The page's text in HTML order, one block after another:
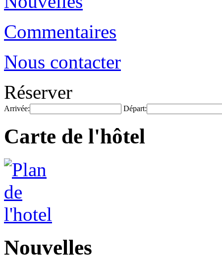
Commentaires
Nous contacter
Réserver
Arrivée: Départ:
Carte de l'hôtel
Nouvelles